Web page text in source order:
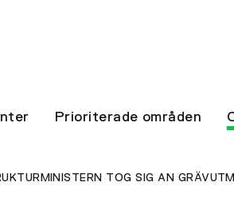
Prioriterade områden
TOG SIG AN